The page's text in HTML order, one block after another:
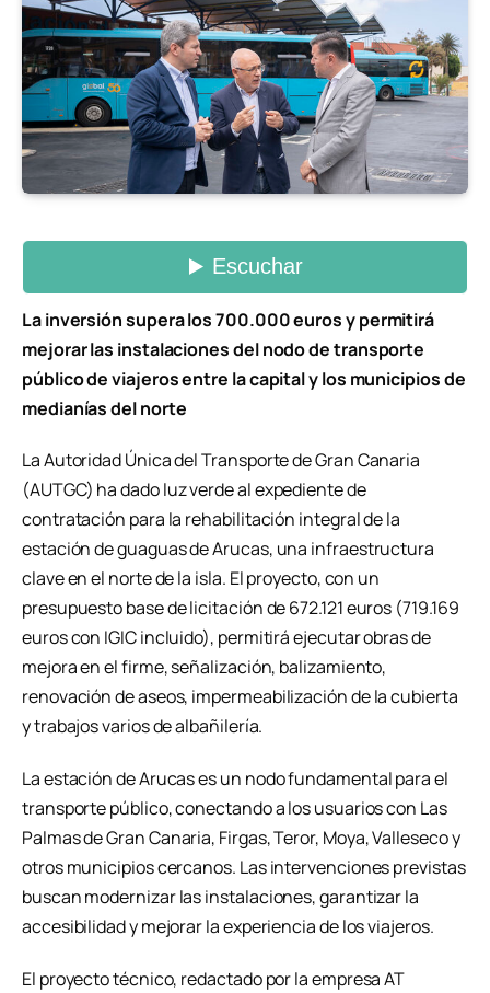
La inversión supera los 700.000 euros y permitirá
mejorar las instalaciones del nodo de transporte
público de viajeros entre la capital y los municipios de
medianías del norte
La Autoridad Única del Transporte de Gran Canaria
(AUTGC) ha dado luz verde al expediente de
contratación para la rehabilitación integral de la
estación de guaguas de Arucas, una infraestructura
clave en el norte de la isla. El proyecto, con un
presupuesto base de licitación de 672.121 euros (719.169
euros con IGIC incluido), permitirá ejecutar obras de
mejora en el firme, señalización, balizamiento,
renovación de aseos, impermeabilización de la cubierta
y trabajos varios de albañilería.
La estación de Arucas es un nodo fundamental para el
transporte público, conectando a los usuarios con Las
Palmas de Gran Canaria, Firgas, Teror, Moya, Valleseco y
otros municipios cercanos. Las intervenciones previstas
buscan modernizar las instalaciones, garantizar la
accesibilidad y mejorar la experiencia de los viajeros.
El proyecto técnico, redactado por la empresa AT